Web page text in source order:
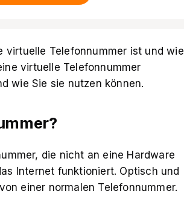
virtuelle Telefonnummer ist und wie
virtuelle Telefonnummer
wie Sie sie nutzen können.
die nicht an eine Hardware
Internet funktioniert. Optisch und
einer normalen Telefonnummer.